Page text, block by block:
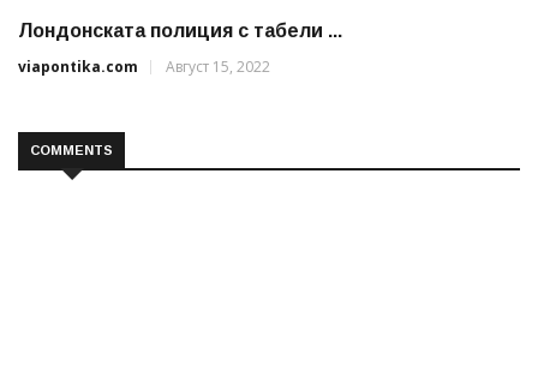
Лондонската полиция с табели ...
viapontika.com
Август 15, 2022
COMMENTS